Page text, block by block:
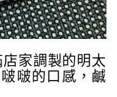
家調製的明太
啵的口感，鹹